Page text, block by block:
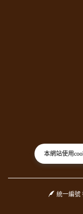
本網站使用
統一編號